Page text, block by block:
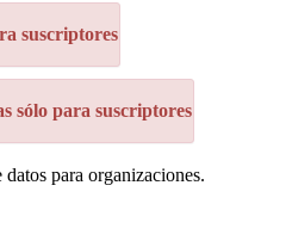
suscriptores
sólo para suscriptores
para organizaciones.